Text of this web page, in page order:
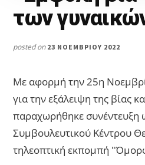
των
posted on 23 ΝΟΕΜΒΡΊΟΥ 2022
Με αφορμή την 25η
για την εξάλειψη της βίας
παραχωρήθηκε συνέντευξη
Συμβουλευτικού Κέντρου
τηλεοπτική εκπομπή